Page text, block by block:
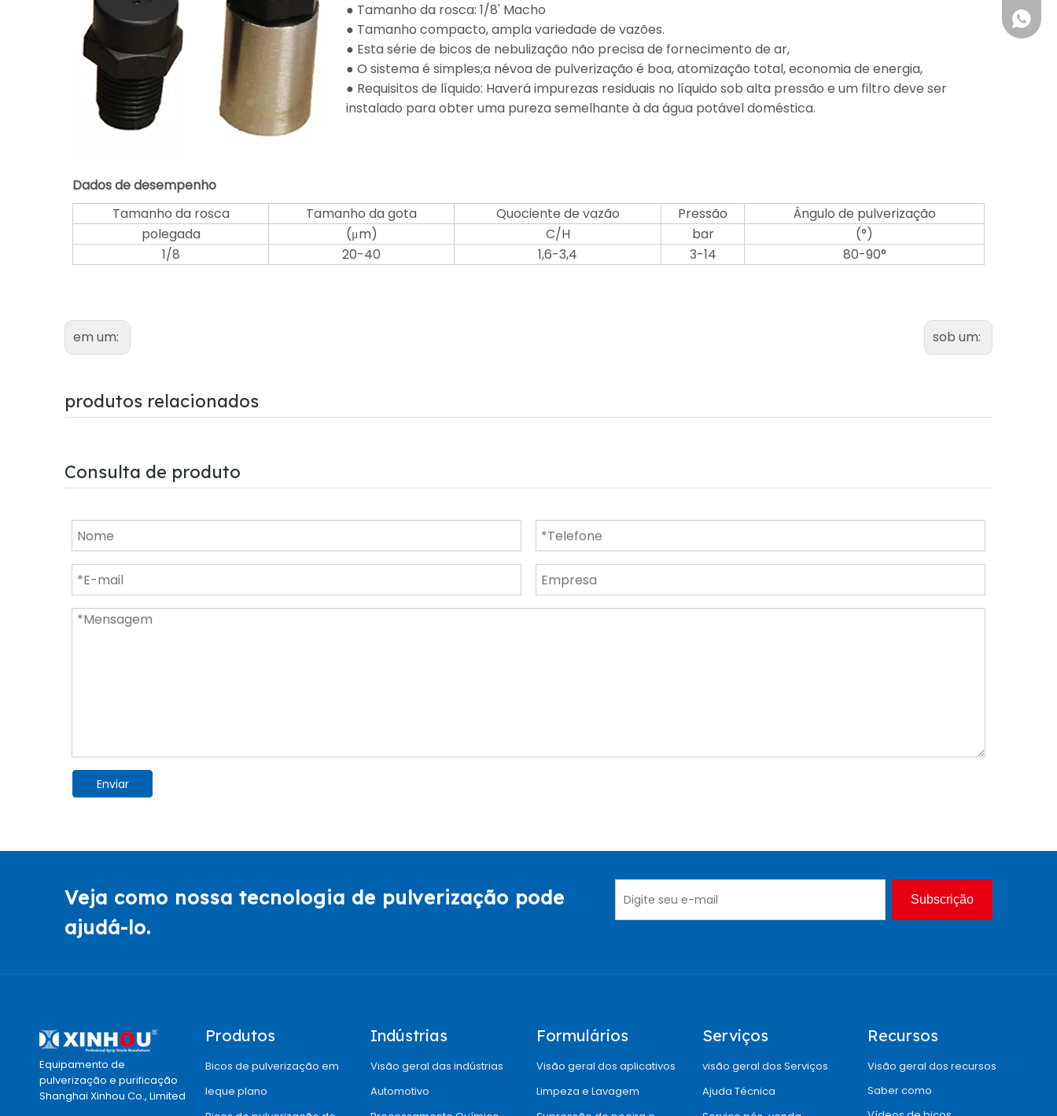
● Tamanho da rosca: 1/8' Macho
● Tamanho compacto, ampla variedade de vazões.
● Esta série de bicos de nebulização não precisa de fornecimento de ar,
● O sistema é simples;a névoa de pulverização é boa, atomização total, economia de energia,
● Requisitos de líquido: Haverá impurezas residuais no líquido sob alta pressão e um filtro deve ser
instalado para obter uma pureza semelhante à da água potável doméstica.
Dados de desempenho
Tamanho da rosca
Tamanho da gota Quociente de vazão Pressão
Ângulo de pulverização
polegada
(μm) C/H bar
(°)
1/8
20-40 1,6-3,4 3-14 80-90°
em um: sob um:
produtos relacionados
Consulta de produto
Enviar
Veja como nossa tecnologia de pulverização pode
ajudá-lo.
Subscrição
Equipamento de
pulverização e purificação
Shanghai Xinhou Co., Limited
Produtos
Bicos de pulverização em
leque plano
Indústrias
Visão geral das indústrias
Automotivo
Formulários
Visão geral dos aplicativos
Limpeza e Lavagem
Serviços
visão geral dos Serviços
Ajuda Técnica
Recursos
Visão geral dos recursos
Saber como